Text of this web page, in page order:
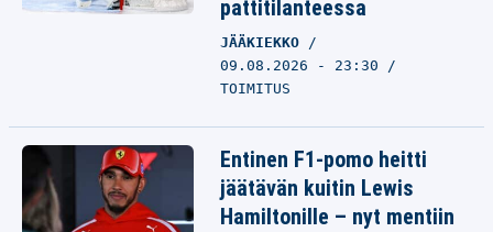
pattitilanteessa
JÄÄKIEKKO
09.08.2026 - 23:30
TOIMITUS
Entinen F1-pomo heitti
jäätävän kuitin Lewis
Hamiltonille – nyt mentiin